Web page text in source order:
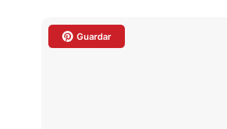
Guardar